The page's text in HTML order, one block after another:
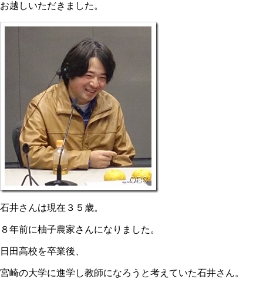
お越しいただきました。
石井さんは現在３５歳。
８年前に柚子農家さんになりました。
日田高校を卒業後、
宮崎の大学に進学し教師になろうと考えていた石井さん。